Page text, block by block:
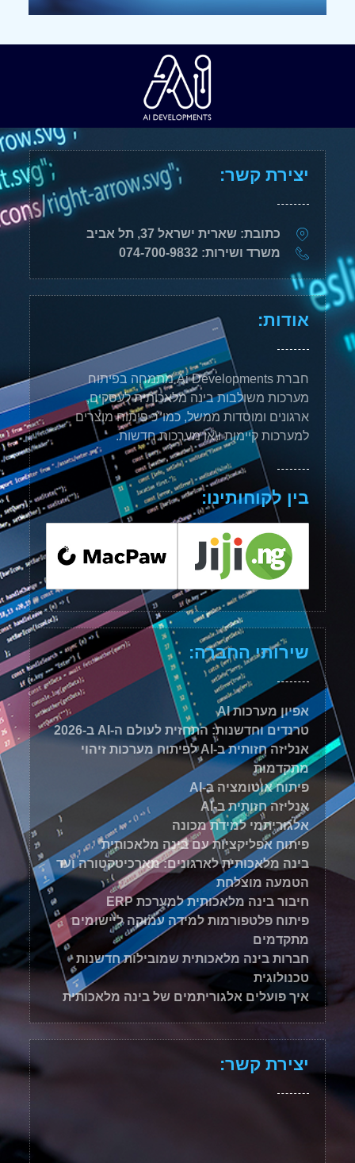
יצירת קשר:
כתובת: שארית ישראל 37, תל אביב
משרד ושירות: 074-700-9832
אודות:
חברת Ai Developments מתמחה בפיתוח
מערכות משולבות בינה מלאכותית לעסקים,
ארגונים ומוסדות ממשל, כמו"כ פיתוח מוצרים
למערכות קיימות ו\או מערכות חדשות.
בין לקוחותינו:
שירותי החברה:
אפיון מערכות AI
טרנדים וחדשנות: התחזית לעולם ה-AI ב-2026
אנליזה חזותית ב-AI לפיתוח מערכות זיהוי
מתקדמות
פיתוח אוטומציה ב-AI
אנליזה חזותית ב-AI
אלגוריתמי למידת מכונה
פיתוח אפליקציות עם בינה מלאכותית
בינה מלאכותית לארגונים: מארכיטקטורה ועד
הטמעה מוצלחת
חיבור בינה מלאכותית למערכת ERP
פיתוח פלטפורמות למידה עמוקה ליישומים
מתקדמים
חברות בינה מלאכותית שמובילות חדשנות
טכנולוגית
איך פועלים אלגוריתמים של בינה מלאכותית
יצירת קשר: